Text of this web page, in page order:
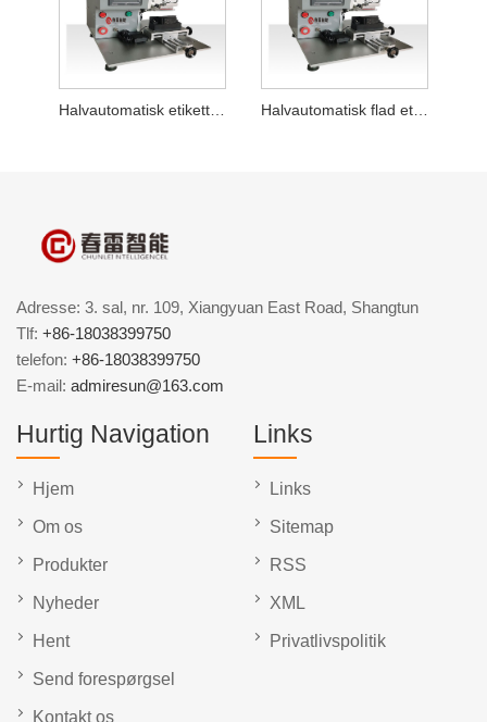
Halvautomatisk etiketteringsmaskine til flad flaskelåg
Adresse: 3. sal, nr. 109, Xiangyuan East Road, Shangtun
Tlf: +86-18038399750
telefon: +86-18038399750
E-mail: admiresun@163.com
Hurtig Navigation
Hjem
Om os
Produkter
Nyheder
Hent
Send forespørgsel
Kontakt os
Links
Links
Sitemap
RSS
XML
Privatlivspolitik